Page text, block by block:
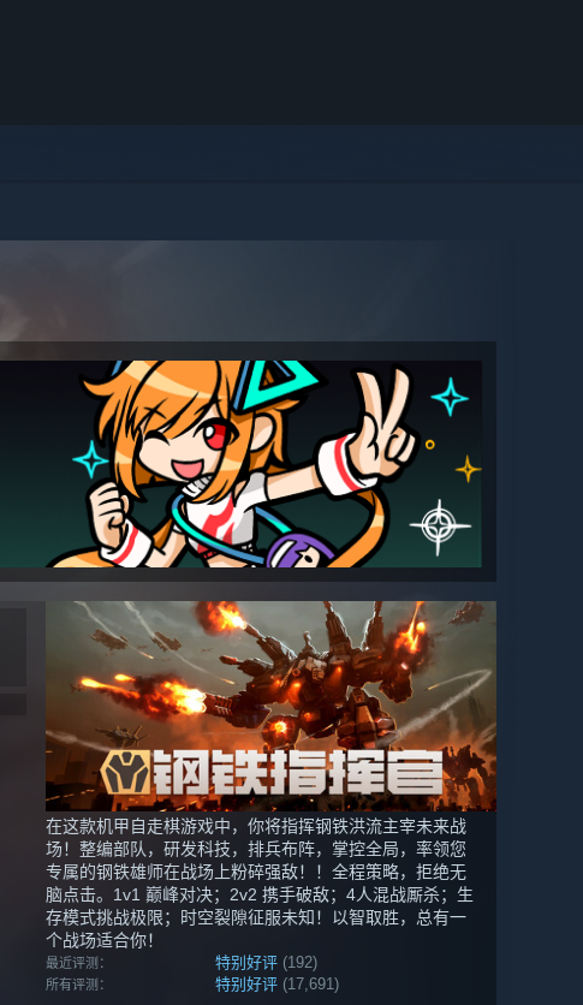
在这款机甲自走棋游戏中，你将指挥钢铁洪流主宰未来战
场！整编部队，研发科技，排兵布阵，掌控全局，率领您
专属的钢铁雄师在战场上粉碎强敌！！全程策略，拒绝无
脑点击。1v1 巅峰对决；2v2 携手破敌；4人混战厮杀；生
存模式挑战极限；时空裂隙征服未知！以智取胜，总有一
个战场适合你！
最近评测： 特别好评 (192)
所有评测： 特别好评 (17,691)